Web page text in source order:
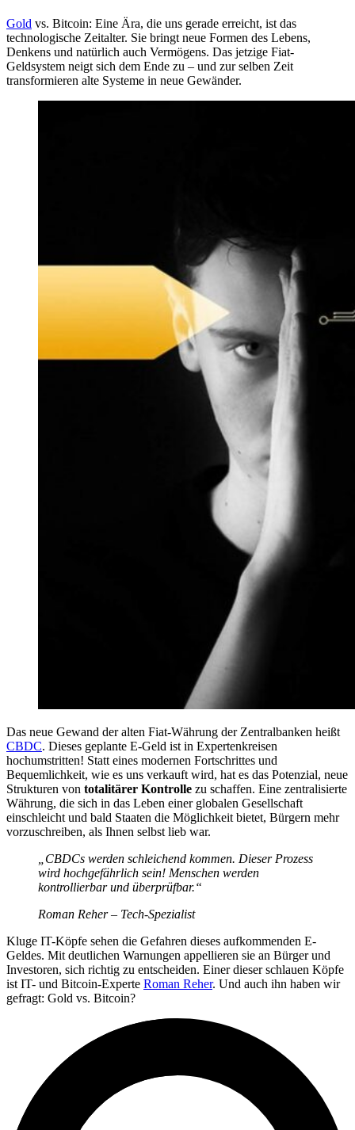
Gold vs. Bitcoin: Eine Ära, die uns gerade erreicht, ist das
technologische Zeitalter. Sie bringt neue Formen des Lebens,
Denkens und natürlich auch Vermögens. Das jetzige Fiat-
Geldsystem neigt sich dem Ende zu – und zur selben Zeit
transformieren alte Systeme in neue Gewänder.
Das neue Gewand der alten Fiat-Währung der Zentralbanken heißt
CBDC. Dieses geplante E-Geld ist in Expertenkreisen
hochumstritten! Statt eines modernen Fortschrittes und
Bequemlichkeit, wie es uns verkauft wird, hat es das Potenzial, neue
Strukturen von totalitärer Kontrolle zu schaffen. Eine zentralisierte
Währung, die sich in das Leben einer globalen Gesellschaft
einschleicht und bald Staaten die Möglichkeit bietet, Bürgern mehr
vorzuschreiben, als Ihnen selbst lieb war.
„CBDCs werden schleichend kommen. Dieser Prozess
wird hochgefährlich sein! Menschen werden
kontrollierbar und überprüfbar.“
Roman Reher – Tech-Spezialist
Kluge IT-Köpfe sehen die Gefahren dieses aufkommenden E-
Geldes. Mit deutlichen Warnungen appellieren sie an Bürger und
Investoren, sich richtig zu entscheiden. Einer dieser schlauen Köpfe
ist IT- und Bitcoin-Experte Roman Reher. Und auch ihn haben wir
gefragt: Gold vs. Bitcoin?